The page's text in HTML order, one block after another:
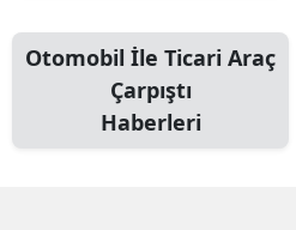
Otomobil İle Ticari Araç
Çarpıştı
Haberleri